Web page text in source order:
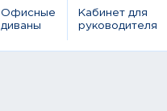
Офисные
диваны
Кабинет для
руководителя